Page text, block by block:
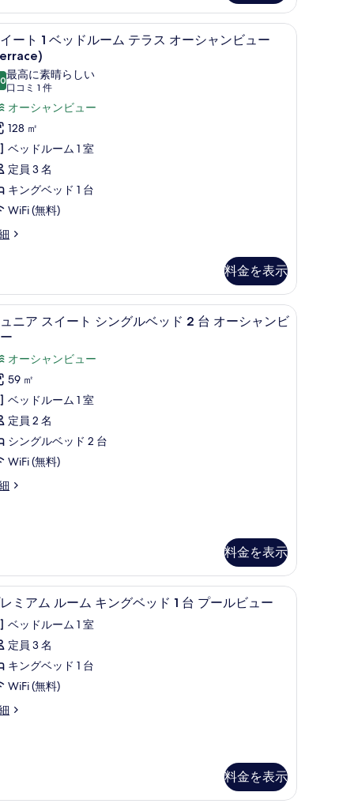
ノートパソコン用作業スペース
ーシャンビュー | ミニバー、セーフティボックス (室内)、デスク、ノートパ
13 ート 1 ベッドルーム テラス オーシャンビュー
点中 10.0
最高に素晴らしい
口コミ 1 件
(口
コ
ミ
件)
オーシャンビュー
128 ㎡
ベッドルーム 1 室
定員 3 名
キングベッド 1 台
WiFi (無料)
料金を表示
ミニバー、セーフティボックス (室内)、デ
7 ニア スイート シングルベッド 2 台 オーシャンビ
オーシャンビュー
59 ㎡
ベッドルーム 1 室
定員 2 名
シングルベッド 2 台
WiFi (無料)
料金を表示
バスローブ、スリッパ プレミアム ルーム キングベッド 1 台 プー
2 ミアム ルーム キングベッド 1 台 プールビュー
ベッドルーム 1 室
定員 3 名
キングベッド 1 台
WiFi (無料)
料金を表示